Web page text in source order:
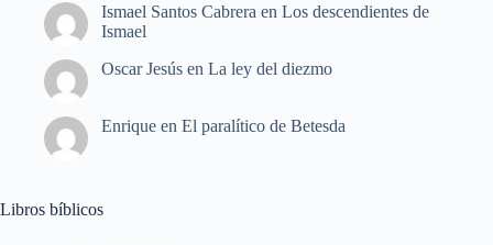
Ismael Santos Cabrera en Los descendientes de
Ismael
Oscar Jesús en La ley del diezmo
Enrique en El paralítico de Betesda
Libros bíblicos